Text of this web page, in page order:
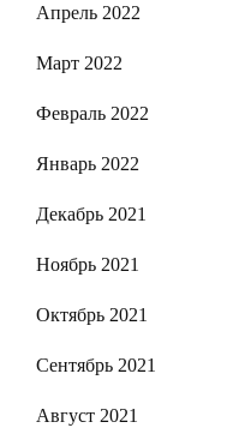
Апрель 2022
Март 2022
Февраль 2022
Январь 2022
Декабрь 2021
Ноябрь 2021
Октябрь 2021
Сентябрь 2021
Август 2021